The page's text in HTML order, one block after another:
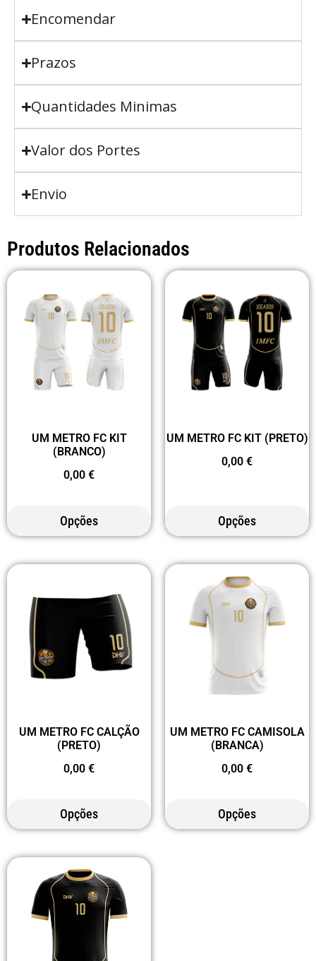
Encomendar
Prazos
Quantidades Minimas
Valor dos Portes
Envio
Produtos Relacionados
UM METRO FC KIT
(BRANCO)
0,00 €
Opções
UM METRO FC KIT (PRETO)
0,00 €
Opções
UM METRO FC CALÇÃO
(PRETO)
0,00 €
Opções
UM METRO FC CAMISOLA
(BRANCA)
0,00 €
Opções